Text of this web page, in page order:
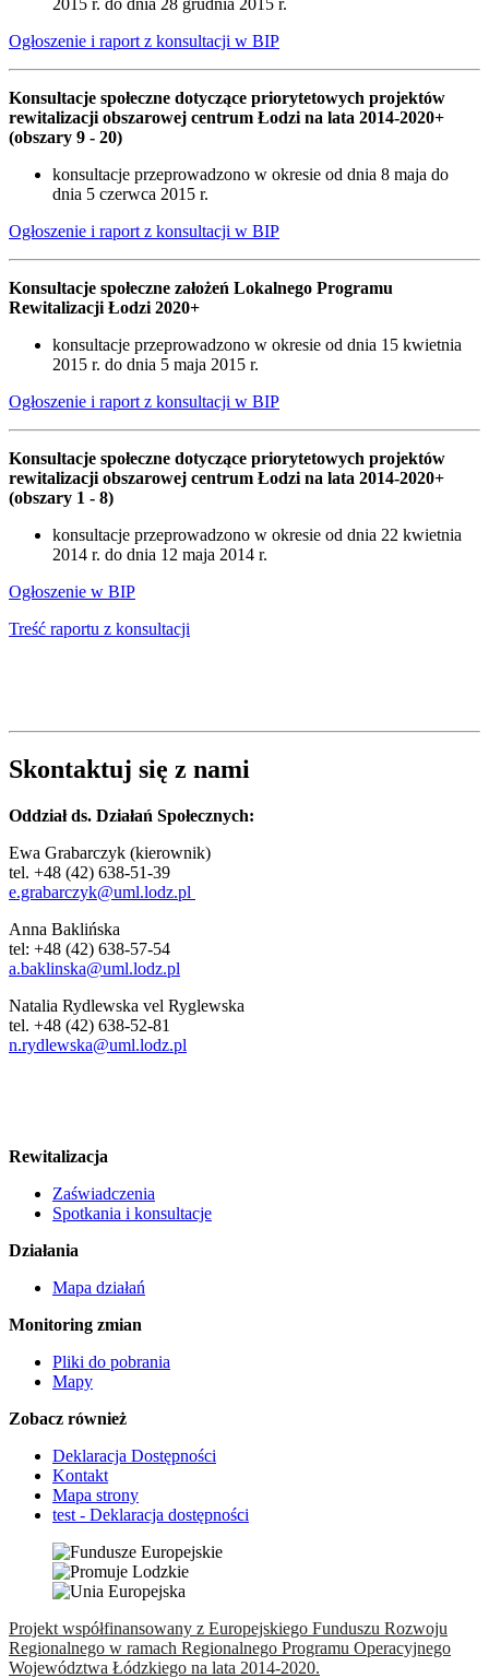
2015 r. do dnia 28 grudnia 2015 r.
Ogłoszenie i raport z konsultacji w BIP
Konsultacje społeczne dotyczące priorytetowych projektów
rewitalizacji obszarowej centrum Łodzi na lata 2014-2020+
(obszary 9 - 20)
konsultacje przeprowadzono w okresie od dnia 8 maja do
dnia 5 czerwca 2015 r.
Ogłoszenie i raport z konsultacji w BIP
Konsultacje społeczne założeń Lokalnego Programu
Rewitalizacji Łodzi 2020+
konsultacje przeprowadzono w okresie od dnia 15 kwietnia
2015 r. do dnia 5 maja 2015 r.
Ogłoszenie i raport z konsultacji w BIP
Konsultacje społeczne dotyczące priorytetowych projektów
rewitalizacji obszarowej centrum Łodzi na lata 2014-2020+
(obszary 1 - 8)
konsultacje przeprowadzono w okresie od dnia 22 kwietnia
2014 r. do dnia 12 maja 2014 r.
Ogłoszenie w BIP
Treść raportu z konsultacji
Skontaktuj się z nami
Oddział ds. Działań Społecznych:
Ewa Grabarczyk (kierownik)
tel. +48 (42) 638-51-39
e.grabarczyk@uml.lodz.pl
Anna Baklińska
tel: +48 (42) 638-57-54
a.baklinska@uml.lodz.pl
Natalia Rydlewska vel Ryglewska
tel. +48 (42) 638-52-81
n.rydlewska@uml.lodz.pl
Rewitalizacja
Zaświadczenia
Spotkania i konsultacje
Działania
Mapa działań
Monitoring zmian
Pliki do pobrania
Mapy
Zobacz również
Deklaracja Dostępności
Kontakt
Mapa strony
test - Deklaracja dostępności
Projekt współfinansowany z Europejskiego Funduszu Rozwoju
Regionalnego w ramach Regionalnego Programu Operacyjnego
Województwa Łódzkiego na lata 2014-2020.